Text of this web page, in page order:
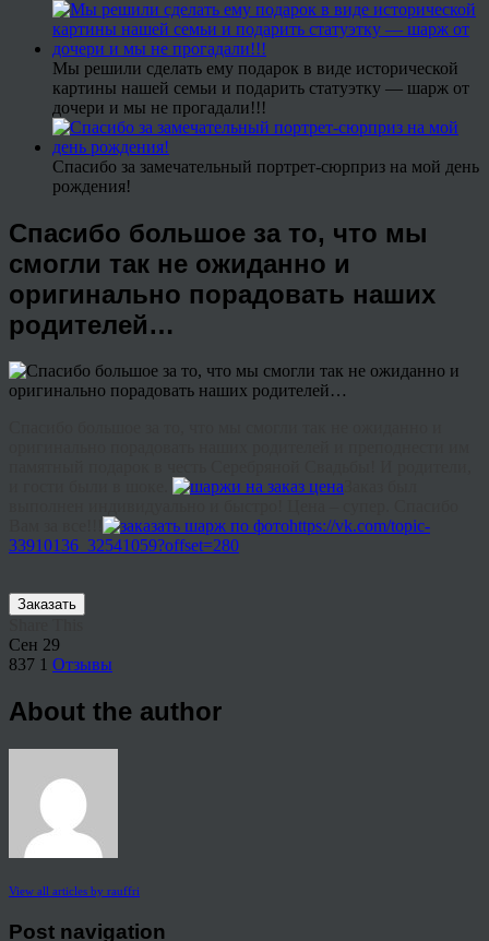
Мы решили сделать ему подарок в виде исторической
картины нашей семьи и подарить статуэтку — шарж от
дочери и мы не прогадали!!!
Спасибо за замечательный портрет-сюрприз на мой день
рождения!
Спасибо большое за то, что мы
смогли так не ожиданно и
оригинально порадовать наших
родителей…
https://vk.com/topic-
33910136_32541059?offset=280
Заказать
Сен 29
837 1 Отзывы
About the author
View all articles by rauffri
Post navigation